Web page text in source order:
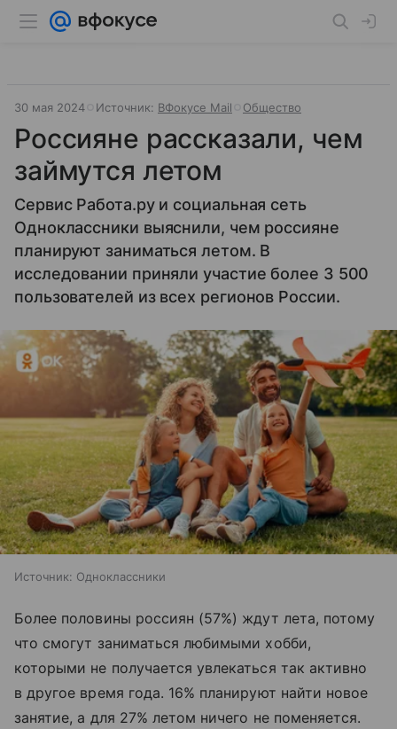
30 мая 2024 Источник: ВФокусе Mail Общество
Россияне рассказали, чем
займутся летом
Сервис Работа.ру и социальная сеть
Одноклассники выяснили, чем россияне
планируют заниматься летом. В
исследовании приняли участие более 3 500
пользователей из всех регионов России.
Источник: Одноклассники
Более половины россиян (57%) ждут лета, потому
что смогут заниматься любимыми хобби,
которыми не получается увлекаться так активно
в другое время года. 16% планируют найти новое
занятие, а для 27% летом ничего не поменяется.